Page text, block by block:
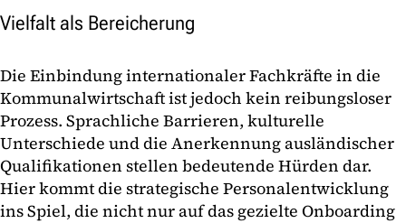
Vielfalt als Bereicherung
Die Einbindung internationaler Fachkräfte in die
Kommunalwirtschaft ist jedoch kein reibungsloser
Prozess. Sprachliche Barrieren, kulturelle
Unterschiede und die Anerkennung ausländischer
Qualifikationen stellen bedeutende Hürden dar.
Hier kommt die strategische Personalentwicklung
ins Spiel, die nicht nur auf das gezielte Onboarding